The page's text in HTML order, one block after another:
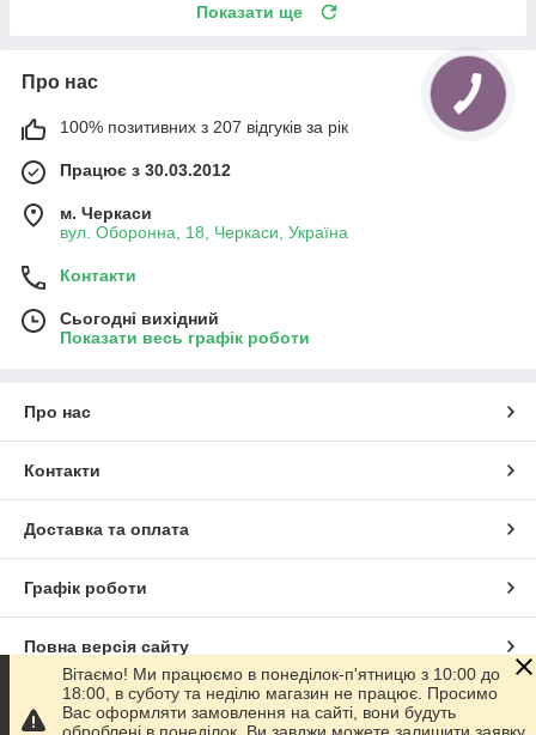
Показати ще
Про нас
100% позитивних з 207 відгуків за рік
Працює з 30.03.2012
м. Черкаси
вул. Оборонна, 18, Черкаси, Україна
Контакти
Сьогодні вихідний
Показати весь графік роботи
Про нас
Контакти
Доставка та оплата
Графік роботи
Повна версія сайту
Сайт створено на маркетплейсіProm.ua
Вітаємо! Ми працюємо в понеділок-п'ятницю з 10:00 до
18:00, в суботу та неділю магазин не працює. Просимо
Вас оформляти замовлення на сайті, вони будуть